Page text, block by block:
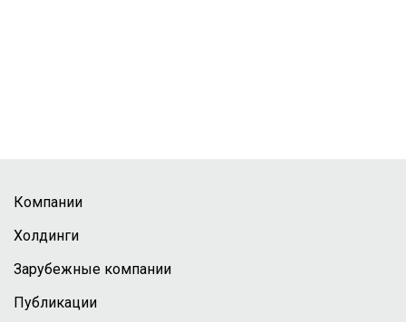
Компании
Холдинги
Зарубежные компании
Публикации